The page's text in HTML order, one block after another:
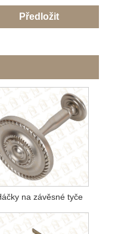
Předložit
na závěsné tyče